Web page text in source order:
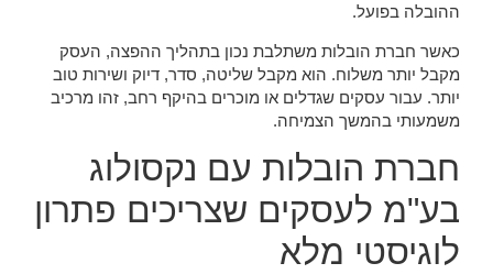
ההובלה בפועל.
כאשר חברת הובלות משתלבת נכון בתהליך ההפצה, העסק
מקבל יותר משלוח. הוא מקבל שליטה, סדר, דיוק ושירות טוב
יותר. עבור עסקים שגדלים או מוכרים בהיקף רחב, זהו מרכיב
משמעותי בהמשך הצמיחה.
חברת הובלות עם נקסולוג
בע"מ לעסקים שצריכים פתרון
לוגיסטי מלא